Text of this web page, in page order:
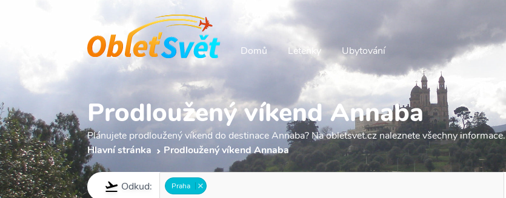
Domů Letenky Ubytování
Prodloužený víkend Annaba
Plánujete prodloužený víkend do destinace Annaba? Na obletsvet.cz naleznete všechny informace.
Hlavní stránka
Prodloužený víkend Annaba
Odkud: Praha